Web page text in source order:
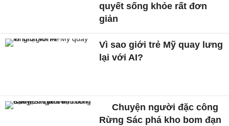
quyết sống khỏe rất đơn
giản
Vì sao giới trẻ Mỹ quay lưng
lại với AI?
Chuyện người đặc công
Rừng Sác phá kho bom đạn